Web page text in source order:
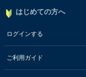
はじめての方へ
ログインする
ご利用ガイド